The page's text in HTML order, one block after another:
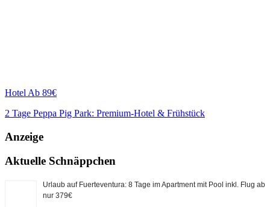
Hotel Ab 89€
2 Tage Peppa Pig Park: Premium-Hotel & Frühstück
Anzeige
Aktuelle Schnäppchen
Urlaub auf Fuerteventura: 8 Tage im Apartment mit Pool inkl. Flug ab
nur 379€